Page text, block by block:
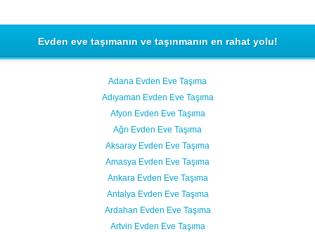
Evden eve taşımanın ve taşınmanın en rahat yolu!
Adana Evden Eve Taşıma
Adıyaman Evden Eve Taşıma
Afyon Evden Eve Taşıma
Ağrı Evden Eve Taşıma
Aksaray Evden Eve Taşıma
Amasya Evden Eve Taşıma
Ankara Evden Eve Taşıma
Antalya Evden Eve Taşıma
Ardahan Evden Eve Taşıma
Artvin Evden Eve Taşıma